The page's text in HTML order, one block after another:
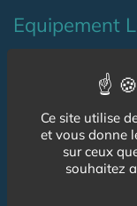
Equipement
Adaptation Habitat
Produits
Services
Ce site utilise
et vous donne
sur ceux
souhaitez